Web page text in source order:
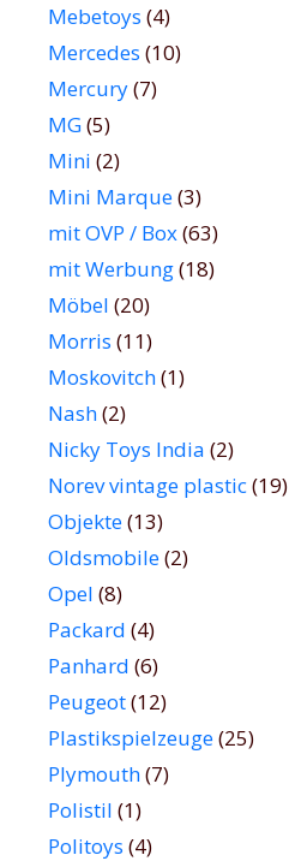
Mebetoys (4)
Mercedes (10)
Mercury(7)
MG(5)
Mini (2)
Mini Marque(3)
mit OVP / Box(63)
mit Werbung(18)
Möbel (20)
Morris (11)
Moskovitch(1)
Nash(2)
Nicky Toys India (2)
Norev vintage plastic(19)
Objekte(13)
Oldsmobile(2)
Opel (8)
Packard (4)
Panhard (6)
Peugeot(12)
Plastikspielzeuge(25)
Plymouth(7)
Polistil (1)
Politoys (4)